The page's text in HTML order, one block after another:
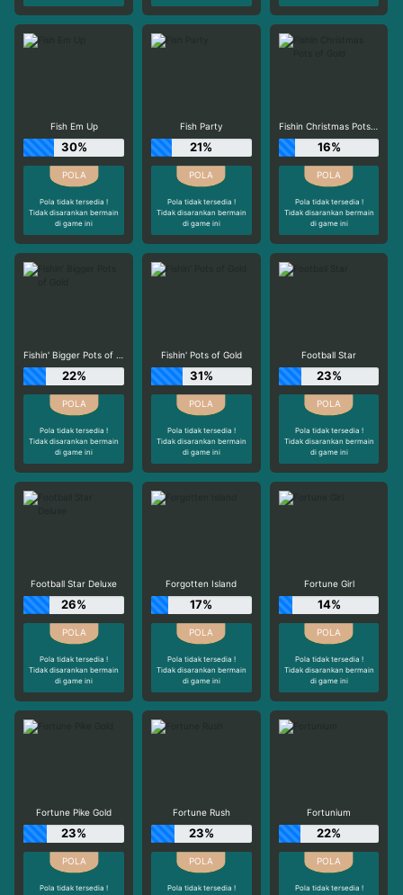
Fish Em Up
30%
Pola tidak tersedia !
Tidak disarankan bermain
di game ini
Fish Party
21%
Pola tidak tersedia !
Tidak disarankan bermain
di game ini
Fishin Christmas Pots of Gold
16%
Pola tidak tersedia !
Tidak disarankan bermain
di game ini
Fishin' Bigger Pots of Gold
22%
Pola tidak tersedia !
Tidak disarankan bermain
di game ini
Fishin' Pots of Gold
31%
Pola tidak tersedia !
Tidak disarankan bermain
di game ini
Football Star
23%
Pola tidak tersedia !
Tidak disarankan bermain
di game ini
Football Star Deluxe
26%
Pola tidak tersedia !
Tidak disarankan bermain
di game ini
Forgotten Island
17%
Pola tidak tersedia !
Tidak disarankan bermain
di game ini
Fortune Girl
14%
Pola tidak tersedia !
Tidak disarankan bermain
di game ini
Fortune Pike Gold
23%
Pola tidak tersedia !
Fortune Rush
23%
Pola tidak tersedia !
Fortunium
22%
Pola tidak tersedia !